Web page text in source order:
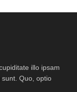
illo ipsam
Quo, optio